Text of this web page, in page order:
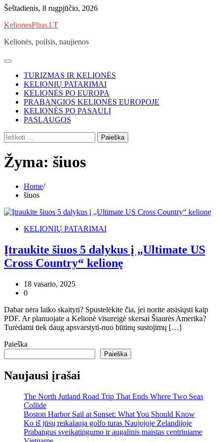
Skip
content
Šeštadienis, 8 rugpjūčio, 2026
KelionesPlius.LT
Kelionės, poilsis, naujienos
TURIZMAS IR KELIONĖS
KELIONIŲ PATARIMAI
KELIONĖS PO EUROPA
PRABANGIOS KELIONĖS EUROPOJE
KELIONĖS PO PASAULĮ
PASLAUGOS
Ieškoti:
Žyma: šiuos
Home
šiuos
KELIONIŲ PATARIMAI
Įtraukite šiuos 5 dalykus į „Ultimate US
Cross Country“ kelionę
18 vasario, 2025
0
Dabar nėra laiko skaityti? Spustelėkite čia, jei norite atsisiųsti kaip
PDF. Ar planuojate a Kelionė visureigė skersai Šiaurės Amerika?
Turėdami tiek daug apsvarstyti-nuo būtinų sustojimų […]
Paieška
Paieška
Naujausi įrašai
The North Jutland Road Trip That Ends Where Two Seas
Collide
Boston Harbor Sail at Sunset: What You Should Know
Ko iš jūsų reikalauja golfo turas Naujojoje Zelandijoje
Prabangus sveikatingumo ir augalinis maistas centriniame